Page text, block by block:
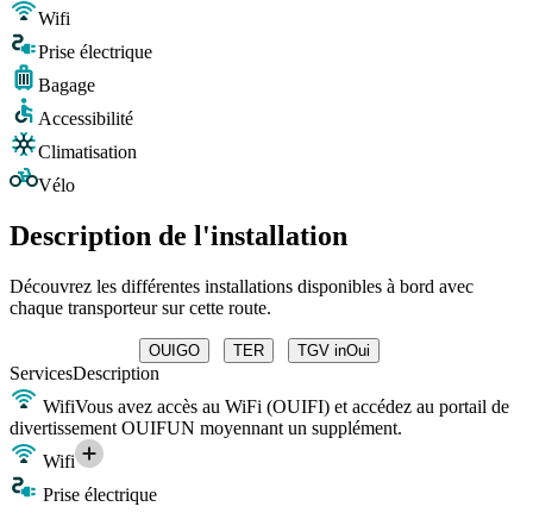
Wifi
Prise électrique
Bagage
Accessibilité
Climatisation
Vélo
Description de l'installation
Découvrez les différentes installations disponibles à bord avec
chaque transporteur sur cette route.
OUIGO TER TGV inOui
ServicesDescription
WifiVous avez accès au WiFi (OUIFI) et accédez au portail de
divertissement OUIFUN moyennant un supplément.
Wifi
Prise électrique